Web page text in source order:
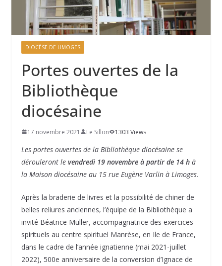
DIOCÈSE DE LIMOGES
Portes ouvertes de la
Bibliothèque
diocésaine
17 novembre 2021 Le Sillon 1303 Views
Les portes ouvertes de la Bibliothèque diocésaine se
dérouleront le vendredi 19 novembre à partir de 14 hà
la Maison diocésaine au 15 rue Eugène Varlin à Limoges.
Après la braderie de livres et la possibilité de chiner de
belles reliures anciennes, l’équipe de la Bibliothèque a
invité Béatrice Muller, accompagnatrice des exercices
spirituels au centre spirituel Manrèse, en Ile de France,
dans le cadre de l’année ignatienne (mai 2021-juillet
2022), 500e anniversaire de la conversion d’Ignace de